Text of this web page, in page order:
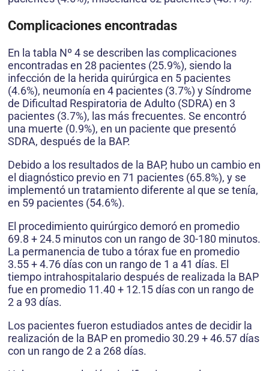
Complicaciones encontradas
En la tabla Nº 4 se describen las complicaciones
encontradas en 28 pacientes (25.9%), siendo la
infección de la herida quirúrgica en 5 pacientes
(4.6%), neumonía en 4 pacientes (3.7%) y Síndrome
de Dificultad Respiratoria de Adulto (SDRA) en 3
pacientes (3.7%), las más frecuentes. Se encontró
una muerte (0.9%), en un paciente que presentó
SDRA, después de la BAP.
Debido a los resultados de la BAP, hubo un cambio en
el diagnóstico previo en 71 pacientes (65.8%), y se
implementó un tratamiento diferente al que se tenía,
en 59 pacientes (54.6%).
El procedimiento quirúrgico demoró en promedio
69.8 + 24.5 minutos con un rango de 30-180 minutos.
La permanencia de tubo a tórax fue en promedio
3.55 + 4.76 días con un rango de 1 a 41 días. El
tiempo intrahospitalario después de realizada la BAP
fue en promedio 11.40 + 12.15 días con un rango de
2 a 93 días.
Los pacientes fueron estudiados antes de decidir la
realización de la BAP en promedio 30.29 + 46.57 días
con un rango de 2 a 268 días.